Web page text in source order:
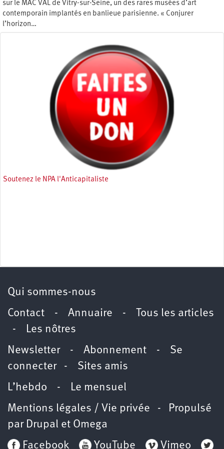
sur le MAC VAL de Vitry-sur-Seine, un des rares musées d’art
contemporain implantés en banlieue parisienne. « Conjurer
l’horizon…
Soutenez le NPA l'Anticapitaliste
Qui sommes-nous
Contact - Annuaire -
Tous les articles
- Les nôtres
Newsletter- Abonnement - Se
connecter- Sites amis
L’hebdo - Le mensuel
Mentions légales / Vie privée - Propulsé
par Drupal et Omega
Facebook
YouTube Vimeo